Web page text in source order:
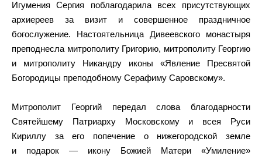
Игумения Сергия поблагодарила всех присутствующих
архиереев за визит и совершенное праздничное
богослужение. Настоятельница Дивеевского монастыря
преподнесла митрополиту Григорию, митрополиту Георгию
и митрополиту Никандру иконы «Явление Пресвятой
Богородицы преподобному Серафиму Саровскому».
Митрополит Георгий передал слова благодарности
Святейшему Патриарху Московскому и всея Руси
Кириллу за его попечение о нижегородской земле
и подарок — икону Божией Матери «Умиление»